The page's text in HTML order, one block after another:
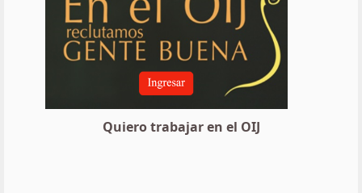
Quiero trabajar en el OIJ